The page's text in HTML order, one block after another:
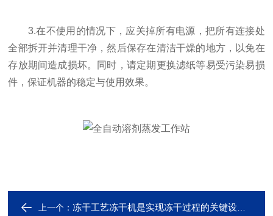
3.在不使用的情况下，应关掉所有电源，把所有连接处
全部拆开并清理干净，然后保存在清洁干燥的地方，以免在
存放期间造成损坏。同时，请定期更换滤纸等易受污染易损
件，保证机器的稳定与使用效果。
上一个：冻干工艺冻干机是实现冻干过程的关键设备之一